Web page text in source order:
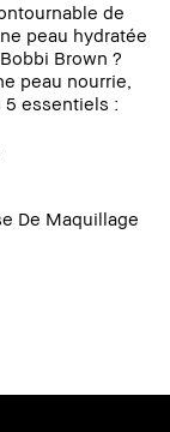
de
peau hydratée
Brown ?
peau nourrie,
5 essentiels :
De Maquillage